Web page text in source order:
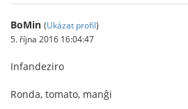
BoMin (Ukázat profil)
5. října 2016 16:04:47
Infandeziro
Ronda, tomato, manĝi